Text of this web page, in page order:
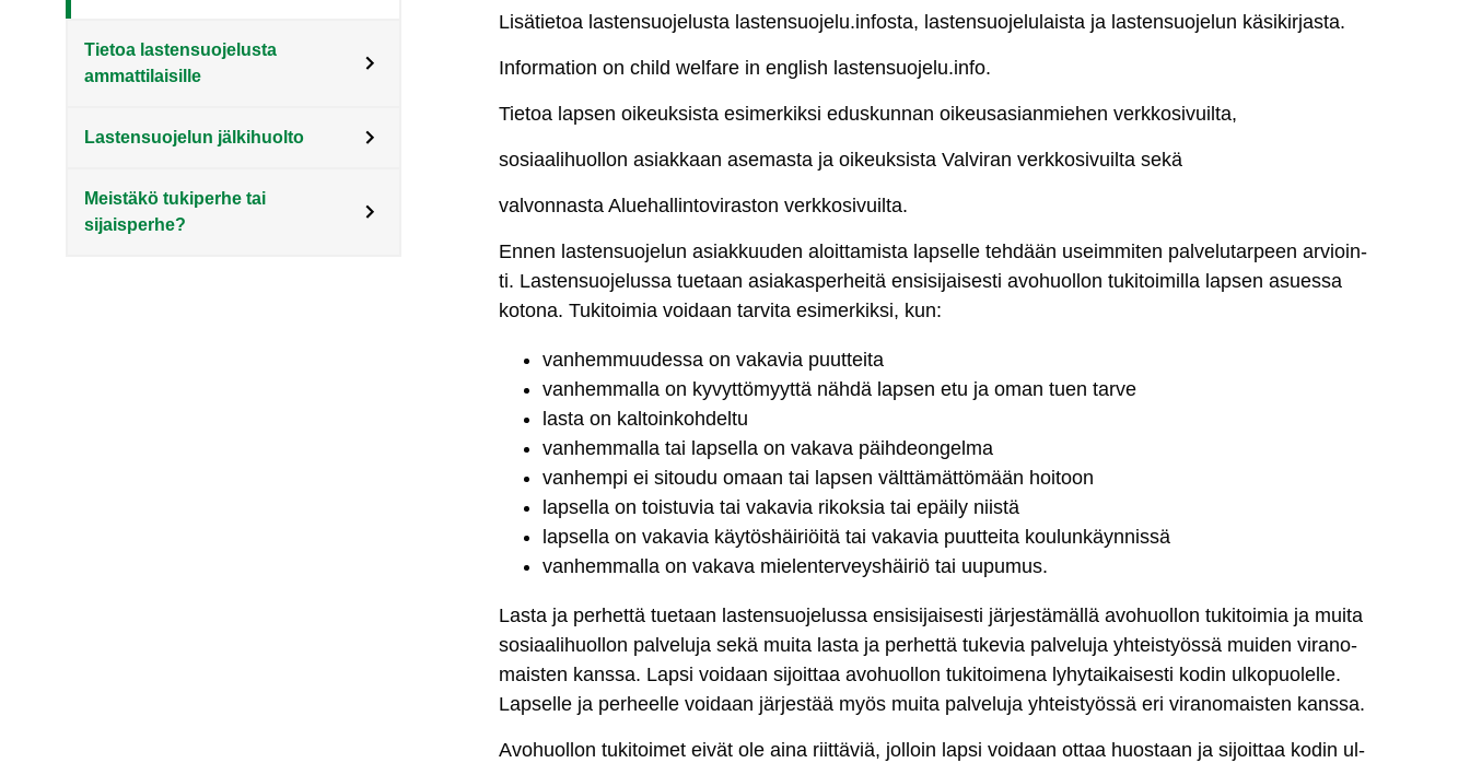
Tietoa lastensuojelusta
ammattilaisille
Lastensuojelun jälkihuolto
Meistäkö tukiperhe tai
sijaisperhe?
Li­sä­tie­toa las­ten­suo­je­lus­ta las­ten­suo­je­lu.in­fos­ta, las­ten­suo­je­lu­lais­taja las­ten­suo­je­lun kä­si­kir­jas­ta.
In­for­ma­tion on child wel­fa­re in eng­lish las­ten­suo­je­lu.in­fo.
Tie­toa lap­sen oi­keuk­sis­ta esi­mer­kik­si edus­kun­nan oi­keu­sa­sian­mie­hen verk­ko­si­vuil­ta,
so­siaa­li­huol­lon asiak­kaan ase­mas­ta ja oi­keuk­sis­ta Val­vi­ran verk­ko­si­vuil­tase­kä
val­von­nas­ta Alue­hal­lin­to­vi­ras­ton verk­ko­si­vuil­ta.
En­nen las­ten­suo­je­lun asiak­kuu­den aloit­ta­mis­ta lap­sel­le teh­dään useim­mi­ten pal­ve­lu­tar­peen ar­vioin­
ti. Las­ten­suo­je­lus­sa tue­taan asia­kas­per­hei­tä en­si­si­jai­ses­ti avo­huol­lon tu­ki­toi­mil­la lap­sen asues­sa
ko­to­na. Tu­ki­toi­mia voi­daan tar­vi­ta esi­mer­kik­si, kun:
van­hem­muu­des­sa on va­ka­via puut­tei­ta
van­hem­mal­la on ky­vyt­tö­myyt­tä näh­dä lap­sen etu ja oman tuen tar­ve
las­ta on kal­toin­koh­del­tu
van­hem­mal­la tai lap­sel­la on va­ka­va päih­deon­gel­ma
van­hem­pi ei si­tou­du omaan tai lap­sen vält­tä­mät­tö­mään hoi­toon
lap­sel­la on tois­tu­via tai va­ka­via ri­kok­sia tai epäi­ly niis­tä
lap­sel­la on va­ka­via käy­tös­häi­riöi­tä tai va­ka­via puut­tei­ta kou­lun­käyn­nis­sä
van­hem­mal­la on va­ka­va mie­len­ter­veys­häi­riö tai uu­pu­mus.
Las­ta ja per­het­tä tue­taan las­ten­suo­je­lus­sa en­si­si­jai­ses­ti jär­jes­tä­mäl­lä avo­huol­lon tu­ki­toi­miaja mui­ta
so­siaa­li­huol­lon pal­ve­lu­jase­kä mui­ta las­ta ja per­het­tä tu­ke­via pal­ve­lu­ja yh­teis­työs­sä mui­den vi­ra­no­
mais­ten kans­sa. Lap­si voi­daan si­joit­taa avo­huol­lon tu­ki­toi­me­na ly­hy­tai­kai­ses­ti ko­din ul­ko­puo­lel­le.
Lap­sel­le ja per­heel­le voi­daan jär­jes­tää myös mui­ta pal­ve­lu­ja yh­teis­työs­sä eri vi­ra­no­mais­ten kans­sa.
Avo­huol­lon tu­ki­toi­met ei­vät ole ai­na riit­tä­viä, jol­loin lap­si voi­daan ot­taa huos­taan ja si­joit­taa ko­din ul­